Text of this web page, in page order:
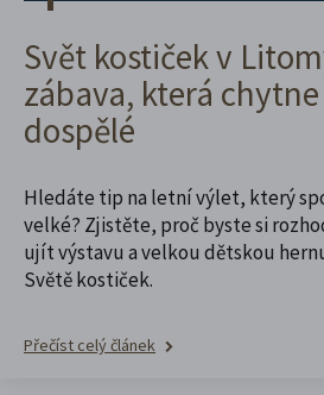
Svět kostiček v
zábava, která
dospělé
Hledáte tip na letní výlet, který
velké? Zjistěte, proč byste si
ujít výstavu a velkou dětskou
Světě kostiček.
Přečíst celý článek